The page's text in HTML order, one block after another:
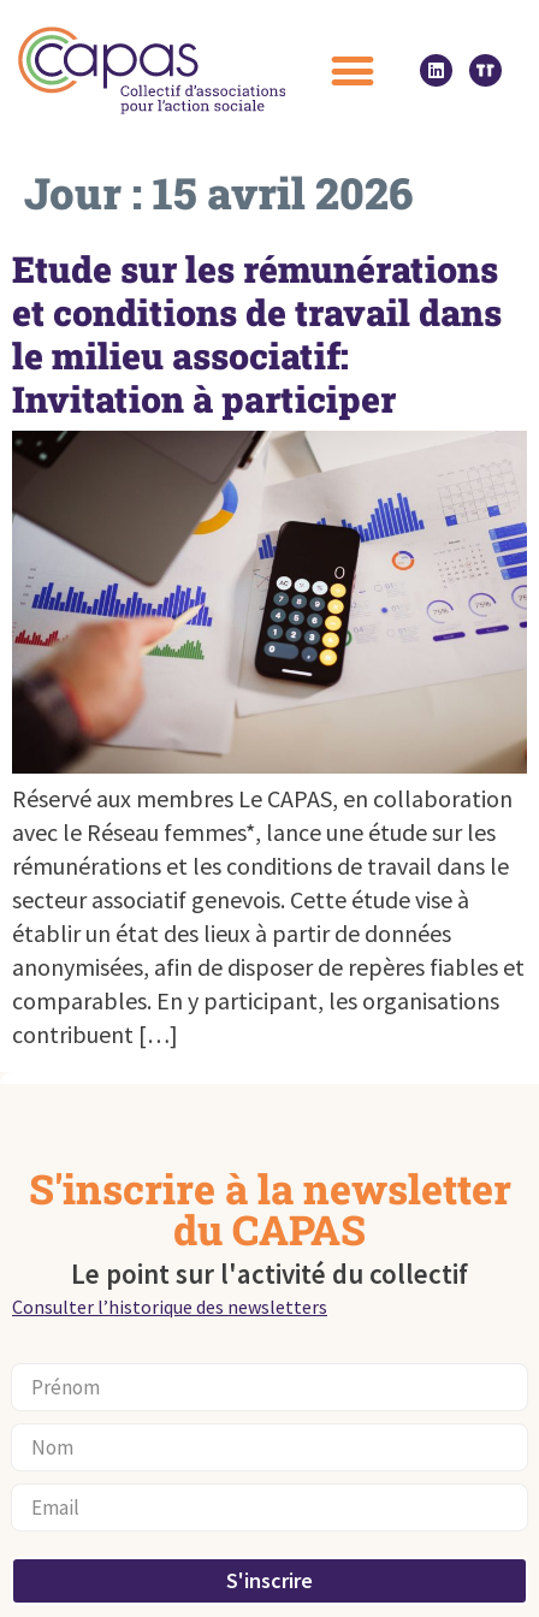
Jour : 15 avril 2026
Etude sur les rémunérations
et conditions de travail dans
le milieu associatif:
Invitation à participer
Réservé aux membres Le CAPAS, en collaboration
avec le Réseau femmes*, lance une étude sur les
rémunérations et les conditions de travail dans le
secteur associatif genevois. Cette étude vise à
établir un état des lieux à partir de données
anonymisées, afin de disposer de repères fiables et
comparables. En y participant, les organisations
contribuent […]
S'inscrire à la newsletter
du CAPAS
Le point sur l'activité du collectif
Consulter l’historique des newsletters
S'inscrire